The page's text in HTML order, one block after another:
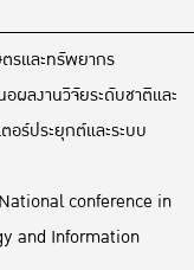
รและทรัพยากร
อผลงานวิจัยระดับชาติและ
อร์ประยุกต์และระบบ
conference in
and Information